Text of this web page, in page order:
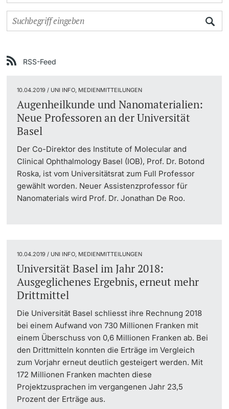
Doktorierende
weitere Informationen
weitere Informationen
weitere Informationen
Universität in den Medien
UNI NOVA
Service für Medien
Podcasts
Ukraine
Weiterbildung
RSS-Feed
10.04.2019 / UNI INFO, MEDIENMITTEILUNGEN
Augenheilkunde und Nanomaterialien:
Neue Professoren an der Universität
Basel
Der Co-Direktor des Institute of Molecular and
Clinical Ophthalmology Basel (IOB), Prof. Dr. Botond
Roska, ist vom Universitätsrat zum Full Professor
gewählt worden. Neuer Assistenzprofessor für
Nanomaterials wird Prof. Dr. Jonathan De Roo.
10.04.2019 / UNI INFO, MEDIENMITTEILUNGEN
Universität Basel im Jahr 2018:
Ausgeglichenes Ergebnis, erneut mehr
Drittmittel
Die Universität Basel schliesst ihre Rechnung 2018
bei einem Aufwand von 730 Millionen Franken mit
einem Überschuss von 0,6 Millionen Franken ab. Bei
den Drittmitteln konnten die Erträge im Vergleich
zum Vorjahr erneut deutlich gesteigert werden. Mit
172 Millionen Franken machten diese
Projektzusprachen im vergangenen Jahr 23,5
Prozent der Erträge aus.